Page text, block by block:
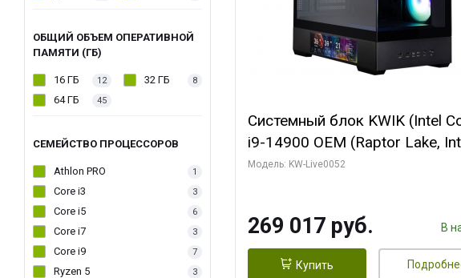
ОБЩИЙ ОБЪЕМ ОПЕРАТИВНОЙ
ПАМЯТИ (ГБ)
16 ГБ 12 32 ГБ 8
64 ГБ 45
СЕМЕЙСТВО ПРОЦЕССОРОВ
Athlon PRO 1
Core i3 3
Core i5 6
Core i7 3
Core i9 7
Ryzen 5 3
Системный блок KWIK (Intel
i9-14900 OEM (Raptor Lake,
C24 16EC/8PC// 64 ГБ ОЗУ (2
256bit 3xDP HD/ 512 ГБ SSD)
Модель: KW-Live0052
269 017 руб. В
Купить